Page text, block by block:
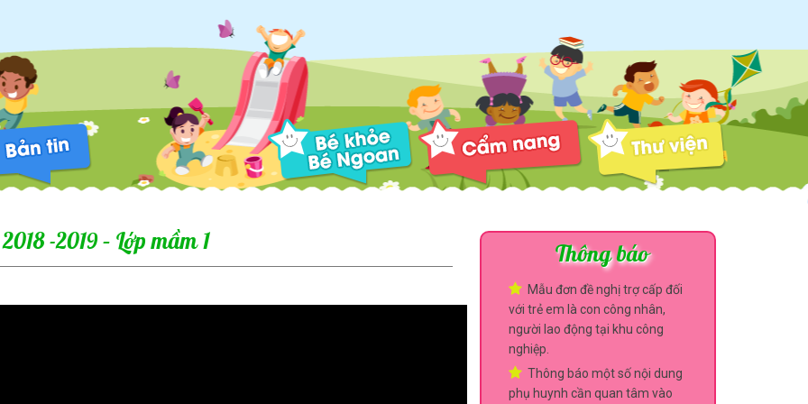
-2019 – Lớp mầm 1 Thông báo
Mẫu đơn đề nghị trợ cấp đối
với trẻ em là con công nhân,
người lao động tại khu công
nghiệp.
Thông báo một số nội dung
phụ huynh cần quan tâm vào